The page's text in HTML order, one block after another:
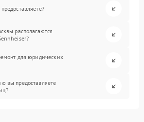
располагаются
для юридических
вы предоставляете